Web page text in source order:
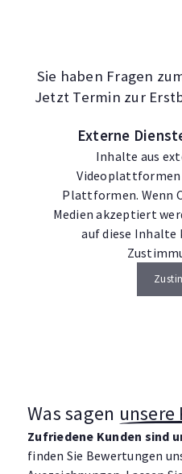
Sie haben Fragen
Jetzt Termin zur
Externe
Inhalte aus
Videoplattformen
Plattformen. Wenn
Medien akzeptiert
auf diese Inhalte
Was sagen unsere
Zufriedene Kunden sind
finden Sie Bewertungen